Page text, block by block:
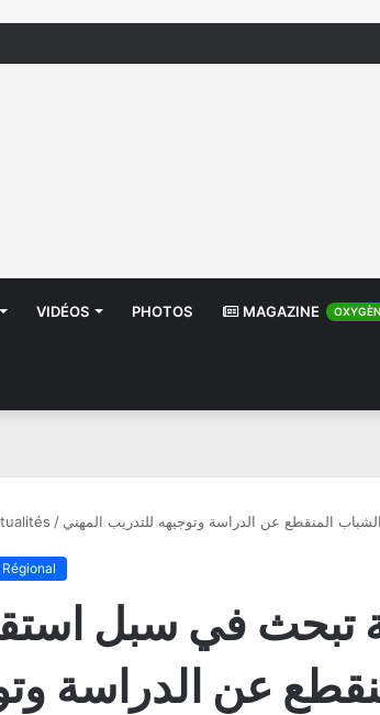
منظّمة تدعو السلطات إلى
VIDÉOS PHOTOS MAGAZINE
/ المنقطع عن الدراسة وتوجيهه للتدريب المهني
Régional
تبحث في سبل
عن الدراسة